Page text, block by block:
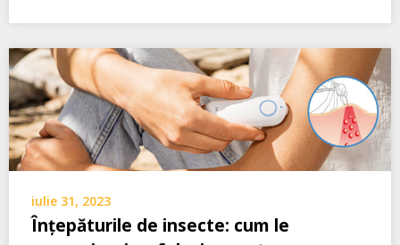
iulie 31, 2023
Înțepăturile de insecte: cum le